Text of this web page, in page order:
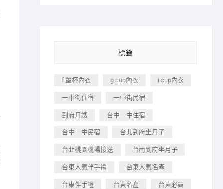
標籤
f 罩杯內衣 g cup內衣 i cup內衣
一中街住宿 一中街民宿
到府月嫂 台中一中住宿
台中一中民宿 台北到府坐月子
台北桃園機場接送 台南到府坐月子
台東人氣伴手禮 台東人氣名產
台東伴手禮 台東名產 台東必買